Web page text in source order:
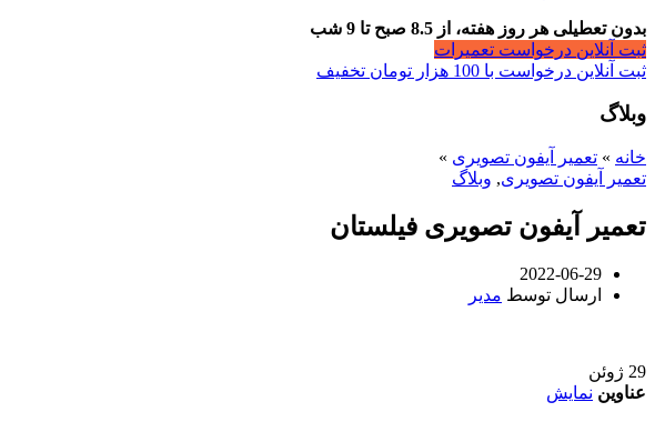
بدون تعطیلی هر روز هفته، از 8.5 صبح تا 9 شب
ثبت آنلاین درخواست تعمیرات
ثبت آنلاین درخواست با 100 هزار تومان تخفیف
وبلاگ
خانه » تعمیر آیفون تصویری »
تعمیر آیفون تصویری, وبلاگ
تعمیر آیفون تصویری فیلستان
2022-06-29
ارسال توسط مدیر
29 ژوئن
عناوین نمایش